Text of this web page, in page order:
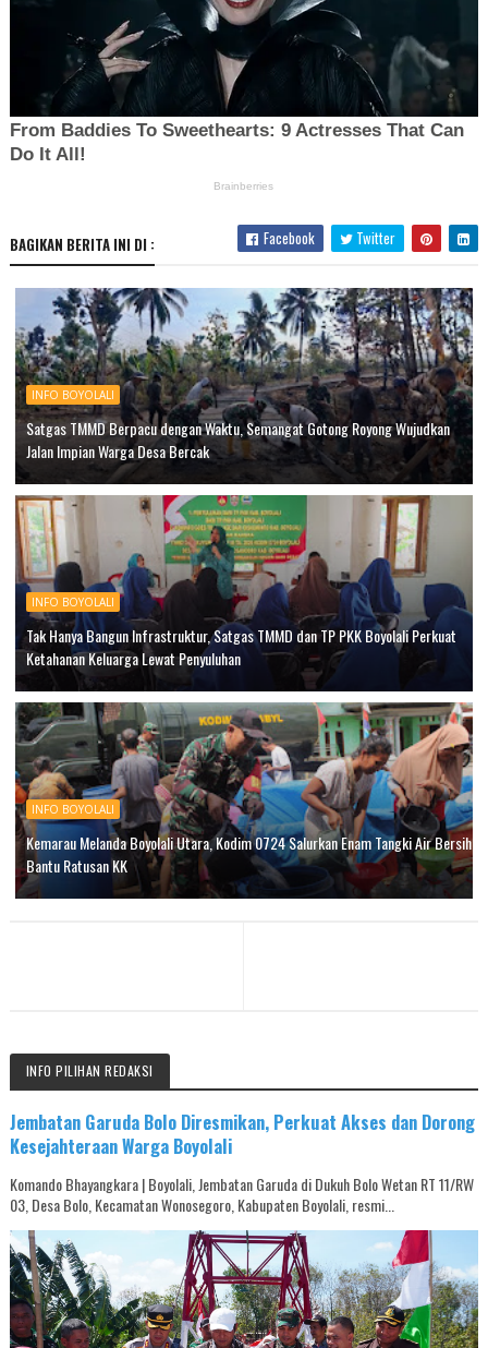
BAGIKAN BERITA INI DI : Facebook Twitter
INFO BOYOLALI
Satgas TMMD Berpacu dengan Waktu, Semangat Gotong Royong Wujudkan
Jalan Impian Warga Desa Bercak
INFO BOYOLALI
Tak Hanya Bangun Infrastruktur, Satgas TMMD dan TP PKK Boyolali Perkuat
Ketahanan Keluarga Lewat Penyuluhan
INFO BOYOLALI
Kemarau Melanda Boyolali Utara, Kodim 0724 Salurkan Enam Tangki Air Bersih
Bantu Ratusan KK
INFO PILIHAN REDAKSI
Jembatan Garuda Bolo Diresmikan, Perkuat Akses dan Dorong
Kesejahteraan Warga Boyolali
Komando Bhayangkara | Boyolali, Jembatan Garuda di Dukuh Bolo Wetan RT 11/RW
03, Desa Bolo, Kecamatan Wonosegoro, Kabupaten Boyolali, resmi...